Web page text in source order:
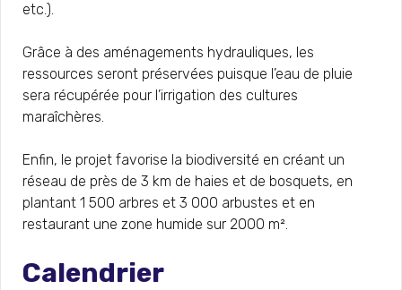
etc.).
Grâce à des aménagements hydrauliques, les
ressources seront préservées puisque l’eau de pluie
sera récupérée pour l’irrigation des cultures
maraîchères.
Enfin, le projet favorise la biodiversité en créant un
réseau de près de 3 km de haies et de bosquets, en
plantant 1 500 arbres et 3 000 arbustes et en
restaurant une zone humide sur 2000 m².
Calendrier